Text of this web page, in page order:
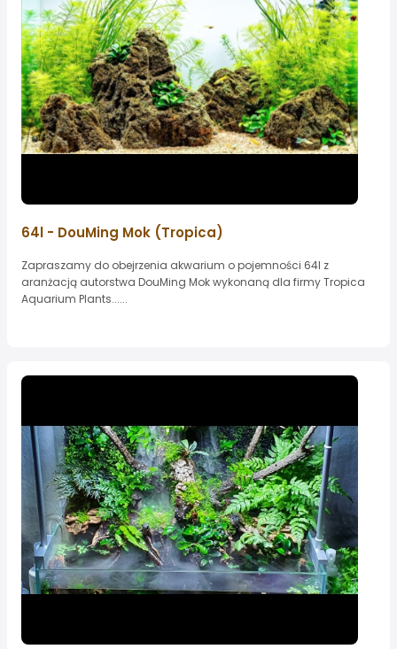
64l - DouMing Mok (Tropica)
Zapraszamy do obejrzenia akwarium o pojemności 64l z
aranżacją autorstwa DouMing Mok wykonaną dla firmy Tropica
Aquarium Plants......